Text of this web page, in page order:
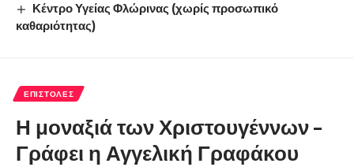
Κέντρο Υγείας Φλώρινας (χωρίς προσωπικό
καθαριότητας)
ΕΠΙΣΤΟΛΈΣ
Η μοναξιά των Χριστουγέννων –
Γράφει η Αγγελική Γραφάκου